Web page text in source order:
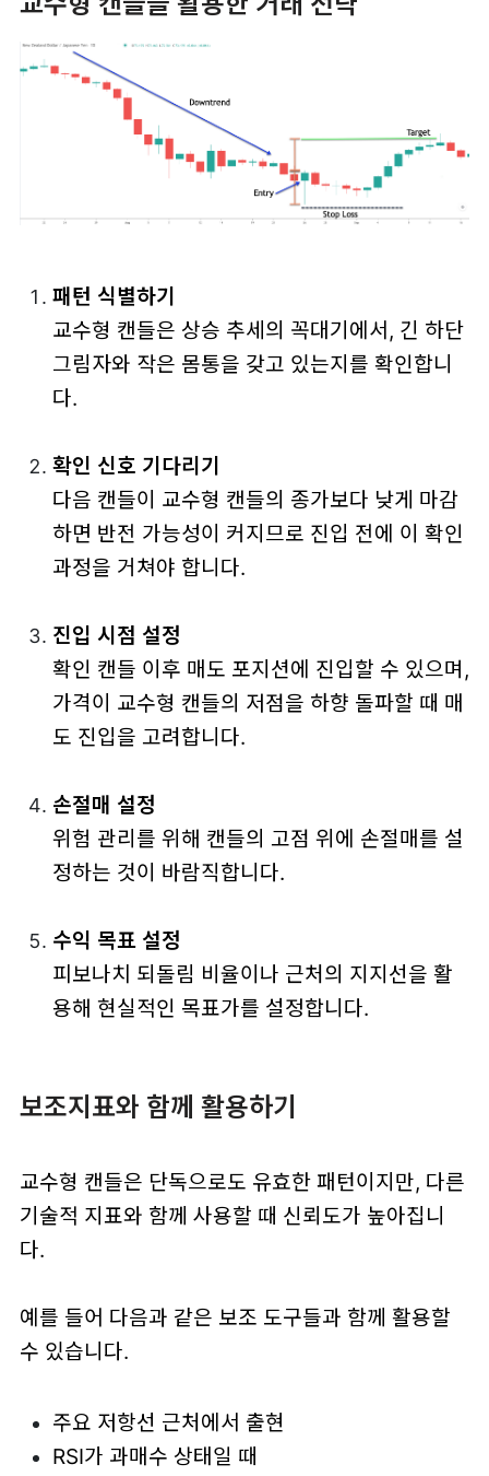
패턴 식별하기
교수형 캔들은 상승 추세의 꼭대기에서, 긴 하단
그림자와 작은 몸통을 갖고 있는지를 확인합니
다.
확인 신호 기다리기
다음 캔들이 교수형 캔들의 종가보다 낮게 마감
하면 반전 가능성이 커지므로 진입 전에 이 확인
과정을 거쳐야 합니다.
진입 시점 설정
확인 캔들 이후 매도 포지션에 진입할 수 있으며,
가격이 교수형 캔들의 저점을 하향 돌파할 때 매
도 진입을 고려합니다.
손절매 설정
위험 관리를 위해 캔들의 고점 위에 손절매를 설
정하는 것이 바람직합니다.
수익 목표 설정
피보나치 되돌림 비율이나 근처의 지지선을 활
용해 현실적인 목표가를 설정합니다.
보조지표와 함께 활용하기
교수형 캔들은 단독으로도 유효한 패턴이지만, 다른
기술적 지표와 함께 사용할 때 신뢰도가 높아집니
다.
예를 들어 다음과 같은 보조 도구들과 함께 활용할
수 있습니다.
주요 저항선 근처에서 출현
RSI가 과매수 상태일 때